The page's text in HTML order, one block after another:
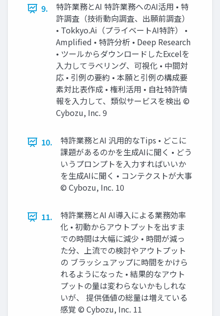
9.
特許業務とAI 特許業務へのAI活用 • 特
許調査（技術動向調査、出願前調査）
• Tokkyo.Ai（プライベートAI特許） •
Amplified • 特許分析 • Deep Research
• ツールからダウンロードしたExcelを
入力してラベリング、可視化 • 中間対
応 • 引例の要約 • 本願と引例の構成要
素対比表作成 • 権利活用 • 自社特許情
報を入力して、類似サービスを検出 ©️
Cybozu, Inc. 9
10.
特許業務とAI 汎用的なTips • どこに
課題があるのかを生成AIに聞く • どう
いうプロンプトを入力すればいいか
を生成AIに聞く • コンテクストが大事
©️ Cybozu, Inc. 10
11.
特許業務とAI AI導入による業務効率
化 • 初動からアウトプットを出すま
での時間は大幅に減少 • 時間が減っ
た分、上流での検討やアウトプット
の ブラッシュアップに時間をかけら
れるようになった • 結果的なアウト
プットの量は変わらないかもしれな
いが、 提供価値の総量は増えている
感覚 ©️ Cybozu, Inc. 11